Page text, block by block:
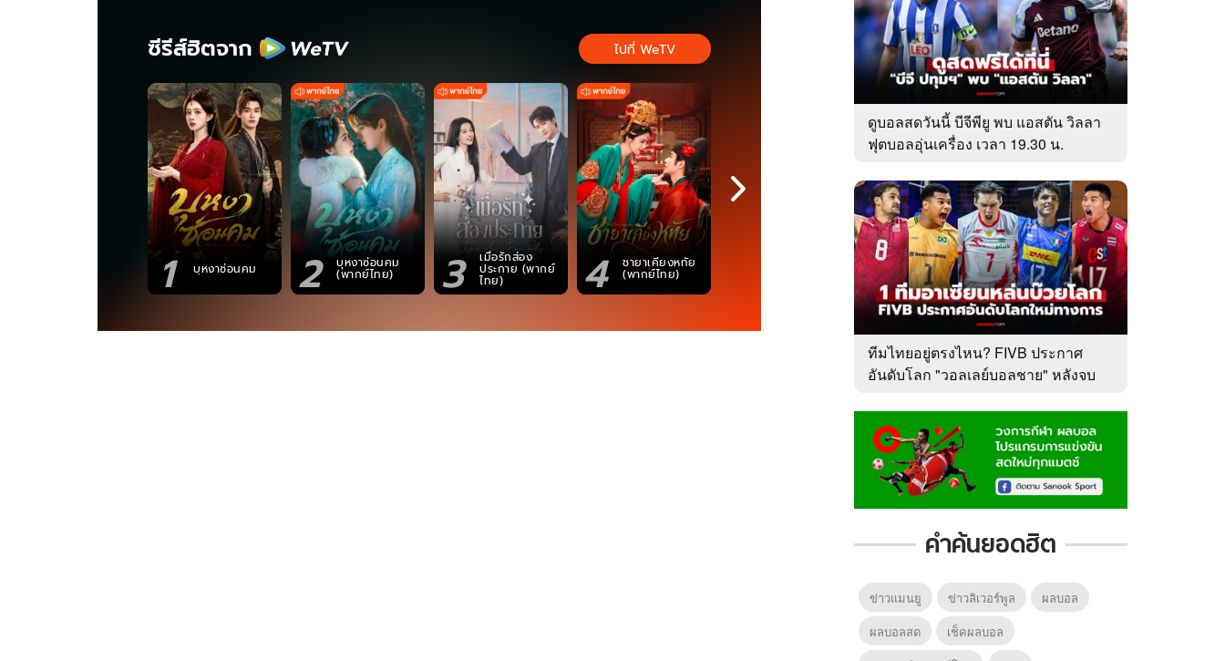
ซีรีส์ฮิตจาก
1 บุหงาซ่อนคม 2 บุหงาซ่อนคม
(พากย์ไทย) 3 เมื่อรักส่อง
ประกาย (พากย์
ไทย) 4 ชายาเคียงหทัย
(พากย์ไทย) 5 6 หากวินาทีนั้นไม่
พบเธอ 7 หากวินาทีนั้นไม่
พบเธอ (พากย์
ไทย)
ไปที่ WeTV
ดูบอลสดวันนี้ บีจีพียู พบ แอสตัน วิลลา
ฟุตบอลอุ่นเครื่อง เวลา 19.30 น.
ทีมไทยอยู่ตรงไหน? FIVB ประกาศ
อันดับโลก "วอลเลย์บอลชาย" หลังจบ
คำค้นยอดฮิต
ข่าวแมนยู ข่าวลิเวอร์พูล
ผลบอล
ผลบอลสด
เช็คผลบอล